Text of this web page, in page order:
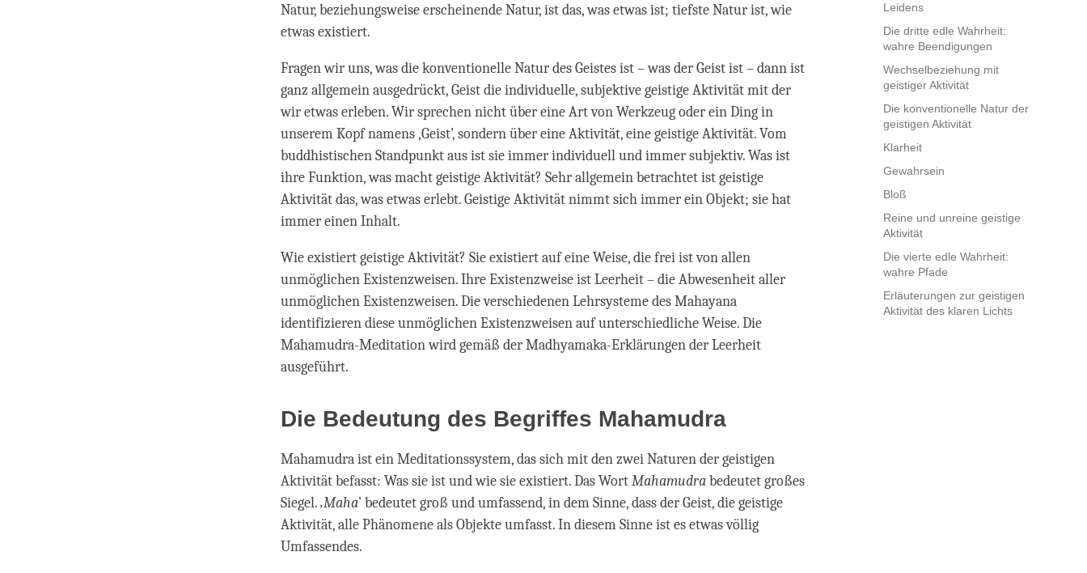
Leidens
Die dritte edle Wahrheit:
wahre Beendigungen
Wechselbeziehung mit
geistiger Aktivität
Die konventionelle Natur der
geistigen Aktivität
Klarheit
Gewahrsein
Bloß
Reine und unreine geistige
Aktivität
Die vierte edle Wahrheit:
wahre Pfade
Erläuterungen zur geistigen
Aktivität des klaren Lichts
Natur, beziehungsweise erscheinende Natur, ist das, was etwas ist; tiefste Natur ist, wie
etwas existiert.
Fragen wir uns, was die konventionelle Natur des Geistes ist – was der Geist ist – dann ist
ganz allgemein ausgedrückt, Geist die individuelle, subjektive geistige Aktivität mit der
wir etwas erleben. Wir sprechen nicht über eine Art von Werkzeug oder ein Ding in
unserem Kopf namens ‚Geist’, sondern über eine Aktivität, eine geistige Aktivität. Vom
buddhistischen Standpunkt aus ist sie immer individuell und immer subjektiv. Was ist
ihre Funktion, was macht geistige Aktivität? Sehr allgemein betrachtet ist geistige
Aktivität das, was etwas erlebt. Geistige Aktivität nimmt sich immer ein Objekt; sie hat
immer einen Inhalt.
Wie existiert geistige Aktivität? Sie existiert auf eine Weise, die frei ist von allen
unmöglichen Existenzweisen. Ihre Existenzweise ist Leerheit – die Abwesenheit aller
unmöglichen Existenzweisen. Die verschiedenen Lehrsysteme des Mahayana
identifizieren diese unmöglichen Existenzweisen auf unterschiedliche Weise. Die
Mahamudra-Meditation wird gemäß der Madhyamaka-Erklärungen der Leerheit
ausgeführt.
Die Bedeutung des Begriffes Mahamudra
Mahamudra ist ein Meditationssystem, das sich mit den zwei Naturen der geistigen
Aktivität befasst: Was sie ist und wie sie existiert. Das WortMahamudrabedeutet großes
Siegel.‚Maha’ bedeutet groß und umfassend, in dem Sinne, dass der Geist, die geistige
Aktivität, alle Phänomene als Objekte umfasst. In diesem Sinne ist es etwas völlig
Umfassendes.